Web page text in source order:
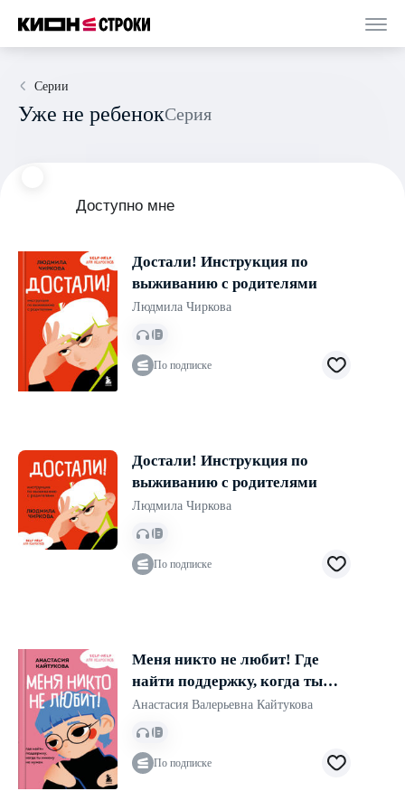
Серии
Уже не ребенок Серия
Доступно мне
Достали! Инструкция по
выживанию с родителями
Людмила Чиркова
По подписке
Достали! Инструкция по
выживанию с родителями
Людмила Чиркова
По подписке
Меня никто не любит! Где
найти поддержку, когда ты
никому не нужен
Анастасия Валерьевна Кайтукова
По подписке